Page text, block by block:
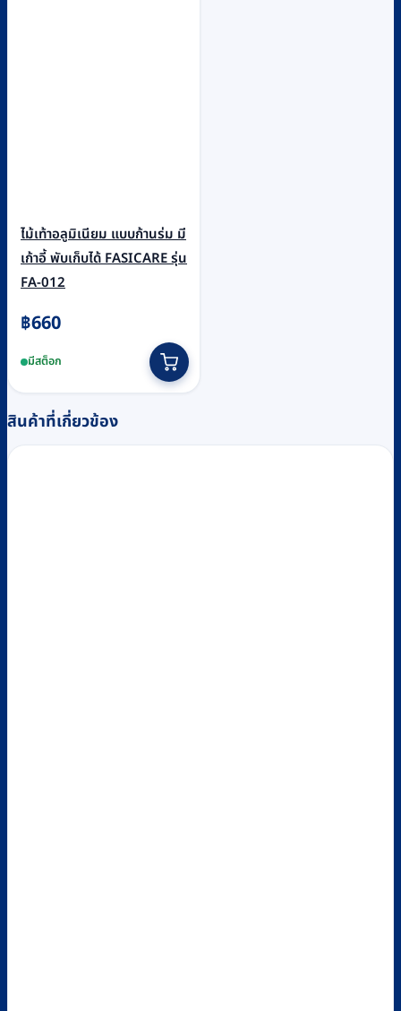
ไม้เท้าอลูมิเนียม แบบก้านร่ม มี
เก้าอี้ พับเก็บได้ FASICARE รุ่น
FA-012
฿660
มีสต็อก
สินค้าที่เกี่ยวข้อง